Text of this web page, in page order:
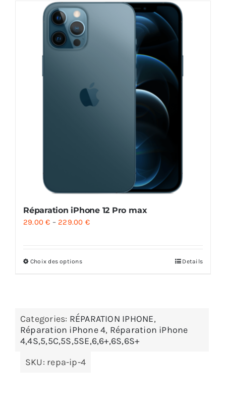
Réparation iPhone 12 Pro max
29.00€ – 229.00 €
Choix des options Details
Categories: RÉPARATION IPHONE,
Réparation iPhone 4, Réparation iPhone
4,4S,5,5C,5S,5SE,6,6+,6S,6S+
SKU: repa-ip-4